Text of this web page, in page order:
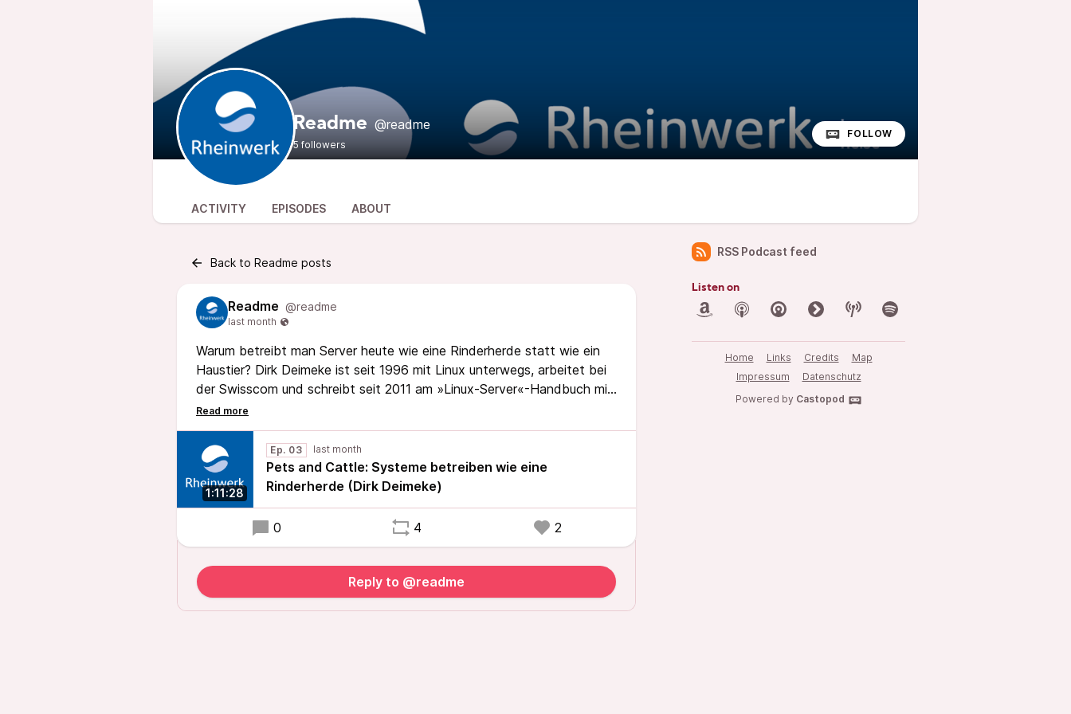
Readme @readme
5 followers
FOLLOW
ACTIVITY EPISODES ABOUT
Back to Readme posts
Readme @readme
Warum betreibt man Server heute wie eine Rinderherde statt wie ein
Haustier? Dirk Deimeke ist seit 1996 mit Linux unterwegs, arbeitet bei
der Swisscom und schreibt seit 2011 am »Linux-Server«-Handbuch mit.
Im Gespräch geht es um seinen Weg von der Mathematik über Unix zur
Systemadministration, um Pets and Cattle, Automatisierung und Cloud
– und darum, wie ein Buch mit 30 Kapiteln und wechselnden
Autor*innen über sieben Auflagen aktuell bleibt.
1:11:28
Ep. 03
Pets and Cattle: Systeme betreiben wie eine
Rinderherde (Dirk Deimeke)
0 4 2
Reply to @readme
RSS Podcast feed
Listen on
Home Links Credits
Map
Impressum
Datenschutz
Powered by Castopod